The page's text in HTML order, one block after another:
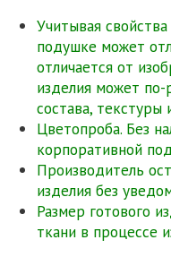
Учитывая
подушке может
отличается от
изделия может по-
состава, текстуры
Цветопроба. Без
корпоративной
Производитель
изделия без
Размер готового
ткани в процессе